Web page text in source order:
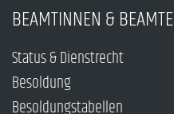
BEAMTINNEN & BEAMTE
Status & Dienstrecht
Besoldung
Besoldungstabellen